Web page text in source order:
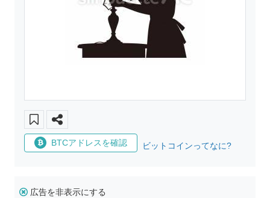
BTCアドレスを確認 ビットコインってなに?
広告を非表示にする